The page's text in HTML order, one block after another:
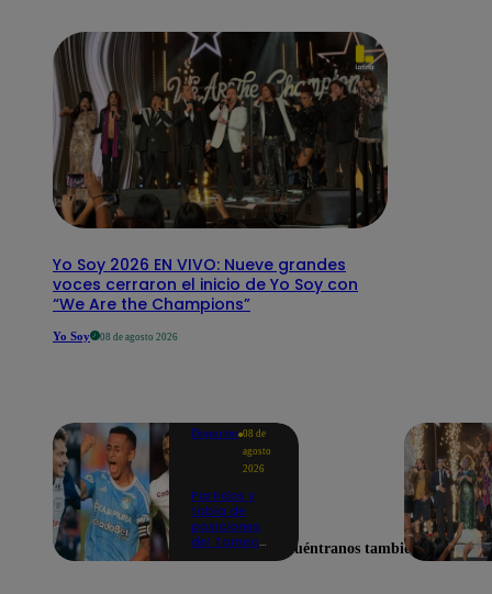
Yo Soy 2026 EN VIVO: Nueve grandes
voces cerraron el inicio de Yo Soy con
“We Are the Champions”
Yo Soy 08 de agosto 2026
Deportes 08 de
agosto
2026
Partidos y
tabla de
posiciones
del Torneo
Encuéntranos también en